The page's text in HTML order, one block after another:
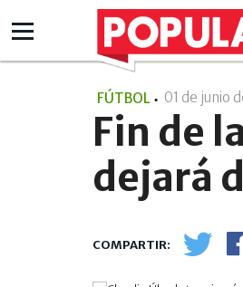
FÚTBOL 01 de junio
Fin de
dejará